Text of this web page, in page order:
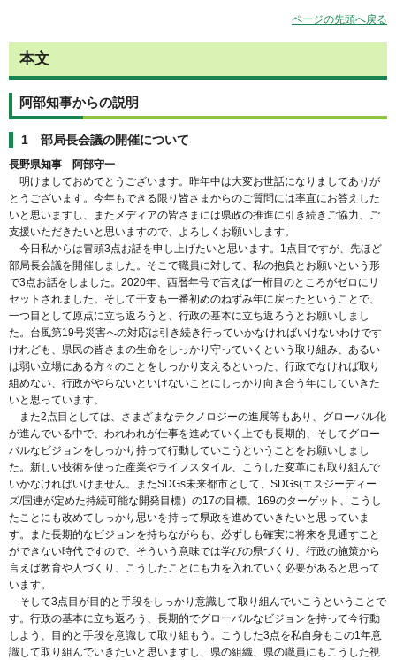
ページの先頭へ戻る
本文
阿部知事からの説明
1 部局長会議の開催について
長野県知事 阿部守一
明けましておめでとうございます。昨年中は大変お世話になりましてありが
とうございます。今年もできる限り皆さまからのご質問には率直にお答えした
いと思いますし、またメディアの皆さまには県政の推進に引き続きご協力、ご
支援いただきたいと思いますので、よろしくお願いします。
今日私からは冒頭3点お話を申し上げたいと思います。1点目ですが、先ほど
部局長会議を開催しました。そこで職員に対して、私の抱負とお願いという形
で3点お話をしました。2020年、西暦年号で言えば一桁目のところがゼロにリ
セットされました。そして干支も一番初めのねずみ年に戻ったということで、
一つ目として原点に立ち返ろうと、行政の基本に立ち返ろうとお願いしまし
た。台風第19号災害への対応は引き続き行っていかなければいけないわけです
けれども、県民の皆さまの生命をしっかり守っていくという取り組み、あるい
は弱い立場にある方々のことをしっかり支えるといった、行政でなければ取り
組めない、行政がやらないといけないことにしっかり向き合う年にしていきた
いと思っています。
また2点目としては、さまざまなテクノロジーの進展等もあり、グローバル化
が進んでいる中で、われわれが仕事を進めていく上でも長期的、そしてグロー
バルなビジョンをしっかり持って行動していこうということをお願いしまし
た。新しい技術を使った産業やライフスタイル、こうした変革にも取り組んで
いかなければいけません。またSDGs未来都市として、SDGs(エスジーディー
ズ/国連が定めた持続可能な開発目標）の17の目標、169のターゲット、こうし
たことにも改めてしっかり思いを持って県政を進めていきたいと思っていま
す。また長期的なビジョンを持ちながらも、必ずしも確実に将来を見通すこと
ができない時代ですので、そういう意味では学びの県づくり、行政の施策から
言えば教育や人づくり、こうしたことにも力を入れていく必要があると思って
います。
そして3点目が目的と手段をしっかり意識して取り組んでいこうということで
す。行政の基本に立ち返ろう、長期的でグローバルなビジョンを持って今行動
しよう、目的と手段を意識して取り組もう。こうした3点を私自身もこの1年意
識して取り組んでいきたいと思いますし、県の組織、県の職員にもこうした視